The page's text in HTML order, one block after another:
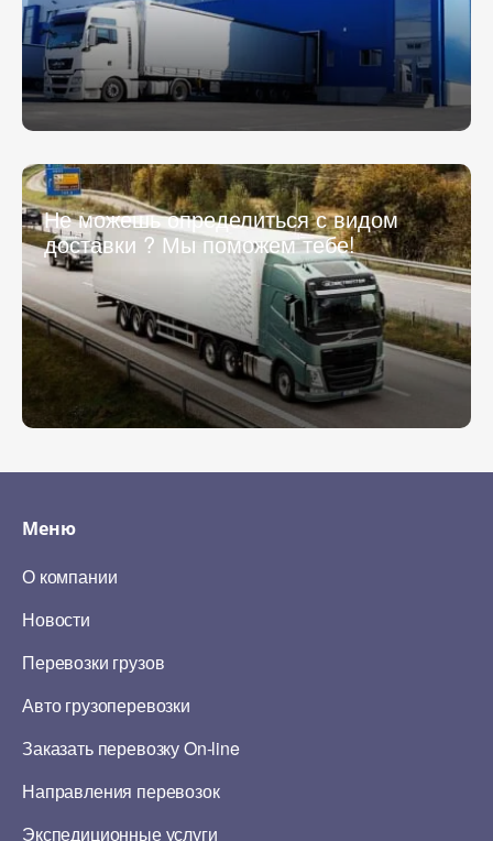
Не можешь определиться с видом
доставки ? Мы поможем тебе!
Меню
О компании
Новости
Перевозки грузов
Авто грузоперевозки
Заказать перевозку On-line
Направления перевозок
Экспедиционные услуги